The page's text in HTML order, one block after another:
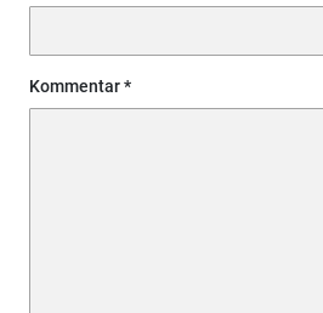
Kommentar